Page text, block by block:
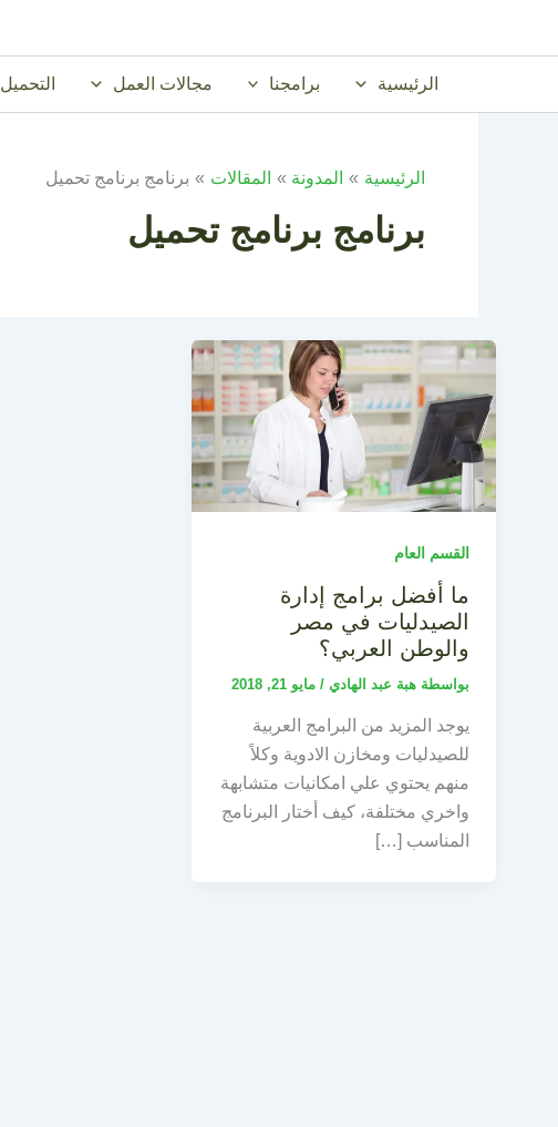
الرئيسية برامجنا مجالات العمل التحميل
الرئيسية المدونة المقالات برنامج برنامج تحميل
برنامج برنامج تحميل
القسم العام
ما أفضل برامج إدارة
الصيدليات في مصر
والوطن العربي؟
بواسطة هبة عبد الهادي / مايو 21, 2018
يوجد المزيد من البرامج العربية
للصيدليات ومخازن الادوية وكلاً
منهم يحتوي علي امكانيات متشابهة
واخري مختلفة، كيف أختار البرنامج
المناسب […]